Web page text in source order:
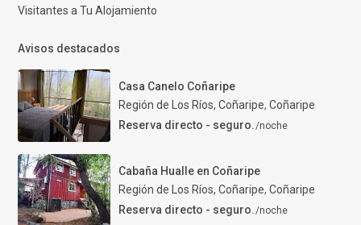
Visitantes a Tu Alojamiento
Avisos destacados
Casa Canelo Coñaripe
Región de Los Ríos, Coñaripe, Coñaripe
Reserva directo - seguro./noche
Cabaña Hualle en Coñaripe
Región de Los Ríos, Coñaripe, Coñaripe
Reserva directo - seguro./noche